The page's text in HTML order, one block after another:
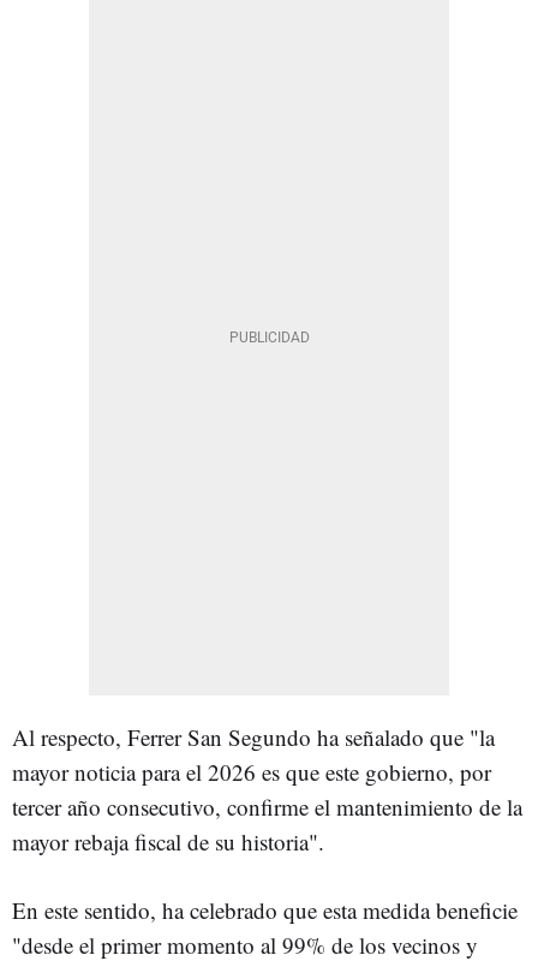
Al respecto, Ferrer San Segundo ha señalado que "la
mayor noticia para el 2026 es que este gobierno, por
tercer año consecutivo, confirme el mantenimiento de la
mayor rebaja fiscal de su historia".
En este sentido, ha celebrado que esta medida beneficie
"desde el primer momento al 99% de los vecinos y